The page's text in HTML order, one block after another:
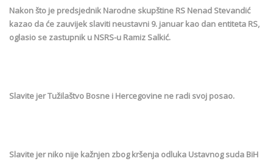
Nakon što je predsjednik Narodne skupštine RS Nenad Stevandić
kazao da će zauvijek slaviti neustavni 9. januar kao dan entiteta RS,
oglasio se zastupnik u NSRS-u Ramiz Salkić.
Slavite jer Tužilaštvo Bosne i Hercegovine ne radi svoj posao.
Slavite jer niko nije kažnjen zbog kršenja odluka Ustavnog suda BiH